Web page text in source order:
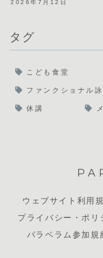
2026年7月12日
タグ
こども食堂
ファンクショナル
休講
ウェブサイト利用
プライバシー・ポリ
パラベラム参加規